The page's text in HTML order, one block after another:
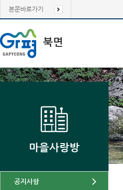
본문바로가기
북면
마을사랑방
공지사항